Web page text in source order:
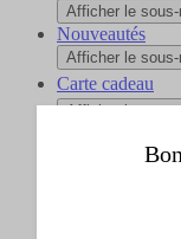
Afficher le
Nouveautés
Afficher le
Carte cadeau
Afficher le
Afficher le
Afficher le